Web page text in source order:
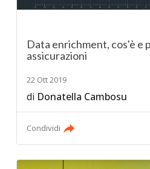
Data enrichment, cos'è e
assicurazioni
22 Ott 2019
di Donatella Cambosu
Condividi